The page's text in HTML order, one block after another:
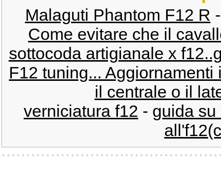
Malaguti Phantom F12 R
Come evitare che il
sottocoda artigianale x
F12 tuning... Aggiornamenti
il centrale o il
verniciatura f12 - guida su